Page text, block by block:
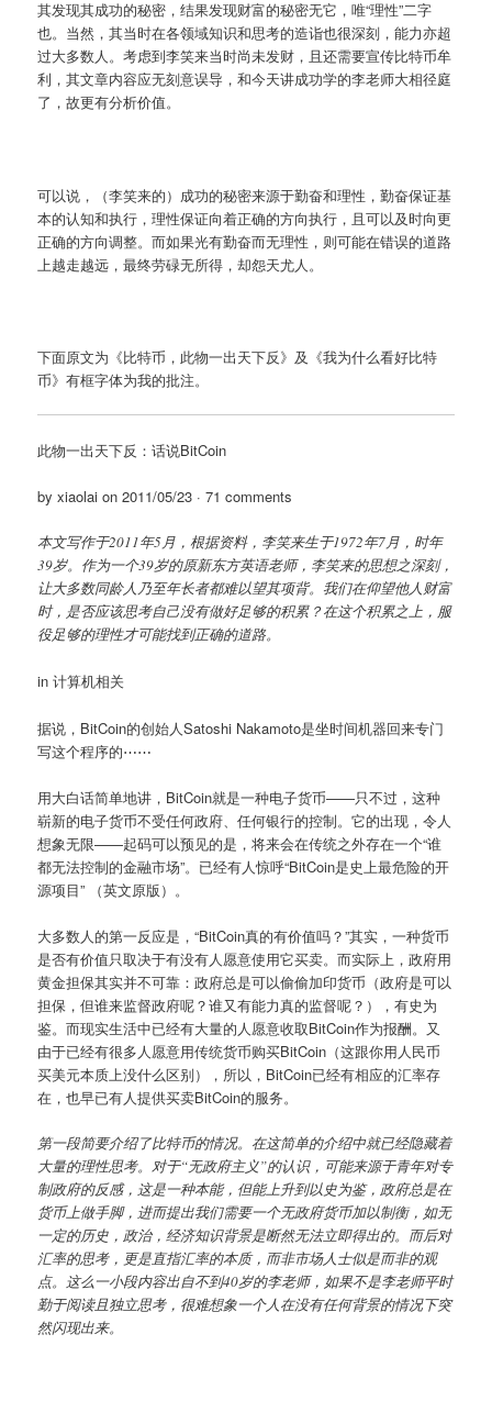
其发现其成功的秘密，结果发现财富的秘密无它，唯“理性”二字
也。当然，其当时在各领域知识和思考的造诣也很深刻，能力亦超
过大多数人。考虑到李笑来当时尚未发财，且还需要宣传比特币牟
利，其文章内容应无刻意误导，和今天讲成功学的李老师大相径庭
了，故更有分析价值。
可以说，（李笑来的）成功的秘密来源于勤奋和理性，勤奋保证基
本的认知和执行，理性保证向着正确的方向执行，且可以及时向更
正确的方向调整。而如果光有勤奋而无理性，则可能在错误的道路
上越走越远，最终劳碌无所得，却怨天尤人。
下面原文为《比特币，此物一出天下反》及《我为什么看好比特
币》有框字体为我的批注。
此物一出天下反：话说BitCoin
by xiaolai on 2011/05/23 · 71 comments
本文写作于2011年5月，根据资料，李笑来生于1972年7月，时年
39岁。作为一个39岁的原新东方英语老师，李笑来的思想之深刻，
让大多数同龄人乃至年长者都难以望其项背。我们在仰望他人财富
时，是否应该思考自己没有做好足够的积累？在这个积累之上，服
役足够的理性才可能找到正确的道路。
in 计算机相关
据说，BitCoin的创始人Satoshi Nakamoto是坐时间机器回来专门
写这个程序的⋯⋯
用大白话简单地讲，BitCoin就是一种电子货币——只不过，这种
崭新的电子货币不受任何政府、任何银行的控制。它的出现，令人
想象无限——起码可以预见的是，将来会在传统之外存在一个“谁
都无法控制的金融市场”。已经有人惊呼“BitCoin是史上最危险的开
源项目” （英文原版）。
大多数人的第一反应是，“BitCoin真的有价值吗？”其实，一种货币
是否有价值只取决于有没有人愿意使用它买卖。而实际上，政府用
黄金担保其实并不可靠：政府总是可以偷偷加印货币（政府是可以
担保，但谁来监督政府呢？谁又有能力真的监督呢？），有史为
鉴。而现实生活中已经有大量的人愿意收取BitCoin作为报酬。又
由于已经有很多人愿意用传统货币购买BitCoin（这跟你用人民币
买美元本质上没什么区别），所以，BitCoin已经有相应的汇率存
在，也早已有人提供买卖BitCoin的服务。
第一段简要介绍了比特币的情况。在这简单的介绍中就已经隐藏着
大量的理性思考。对于“无政府主义”的认识，可能来源于青年对专
制政府的反感，这是一种本能，但能上升到以史为鉴，政府总是在
货币上做手脚，进而提出我们需要一个无政府货币加以制衡，如无
一定的历史，政治，经济知识背景是断然无法立即得出的。而后对
汇率的思考，更是直指汇率的本质，而非市场人士似是而非的观
点。这么一小段内容出自不到40岁的李老师，如果不是李老师平时
勤于阅读且独立思考，很难想象一个人在没有任何背景的情况下突
然闪现出来。